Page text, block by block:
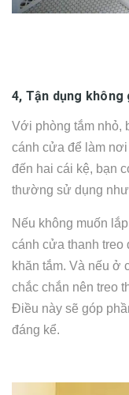
4, Tận dụng
Với phòng tắm nhỏ,
cánh cửa để làm
đến hai cái kệ, bạn
thường sử dụng
Nếu không muốn
cánh cửa thanh treo
khăn tắm. Và nếu ở
chắc chắn nên treo
Điều này sẽ góp
đáng kể.